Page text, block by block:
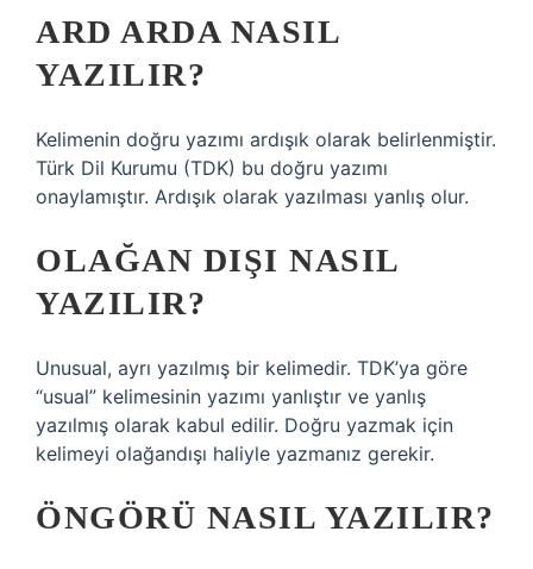
ARD ARDA NASIL
YAZILIR?
Kelimenin doğru yazımı ardışık olarak belirlenmiştir.
Türk Dil Kurumu (TDK) bu doğru yazımı
onaylamıştır. Ardışık olarak yazılması yanlış olur.
OLAĞAN DIŞI NASIL
YAZILIR?
Unusual, ayrı yazılmış bir kelimedir. TDK’ya göre
“usual” kelimesinin yazımı yanlıştır ve yanlış
yazılmış olarak kabul edilir. Doğru yazmak için
kelimeyi olağandışı haliyle yazmanız gerekir.
ÖNGÖRÜ NASIL YAZILIR?